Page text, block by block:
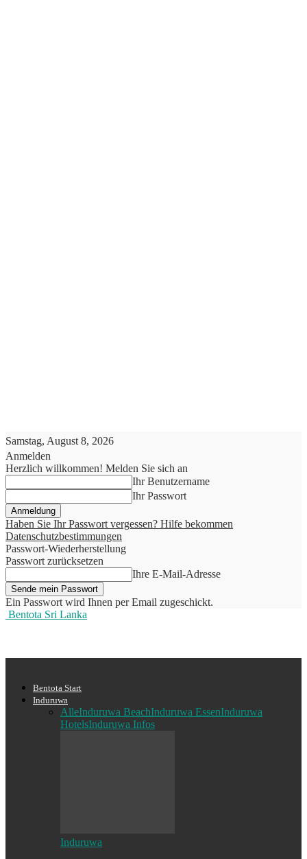
Samstag, August 8, 2026
Anmelden
Herzlich willkommen! Melden Sie sich an
Ihr Benutzername
Ihr Passwort
Haben Sie Ihr Passwort vergessen? Hilfe bekommen
Datenschutzbestimmungen
Passwort-Wiederherstellung
Passwort zurücksetzen
Ihre E-Mail-Adresse
Ein Passwort wird Ihnen per Email zugeschickt.
Bentota Sri Lanka
Bentota Start
Induruwa
AlleInduruwa BeachInduruwa EssenInduruwa
HotelsInduruwa Infos
Induruwa